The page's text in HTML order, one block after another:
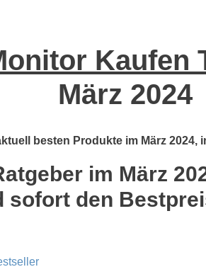
Kaufen
März 2024
besten Produkte im März
im März
sofort den